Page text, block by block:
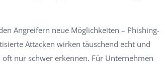
Angreifern neue Möglichkeiten – Phishing-
Attacken wirken täuschend echt und
nur schwer erkennen. Für Unternehmen